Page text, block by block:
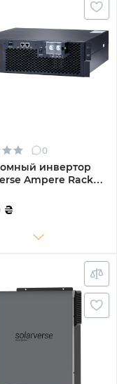
0
инвертор
Ampere Rack
₴